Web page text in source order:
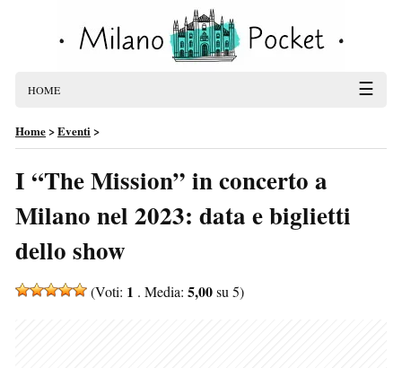
HOME ☰
Home>Eventi>
I “The Mission” in concerto a
Milano nel 2023: data e biglietti
dello show
(Voti: 1 . Media: 5,00su 5)